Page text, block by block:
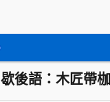
歇後語：木匠帶枷